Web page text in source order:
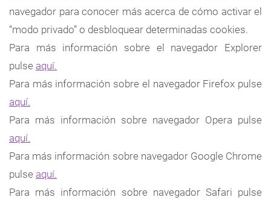
navegador para conocer más acerca de cómo activar el
“modo privado” o desbloquear determinadas cookies.
Para más información sobre el navegador Explorer
pulse aquí.
Para más información sobre el navegador Firefox pulse
aquí.
Para más información sobre navegador Opera pulse
aquí.
Para más información sobre navegador Google Chrome
pulse aquí.
Para más información sobre navegador Safari pulse